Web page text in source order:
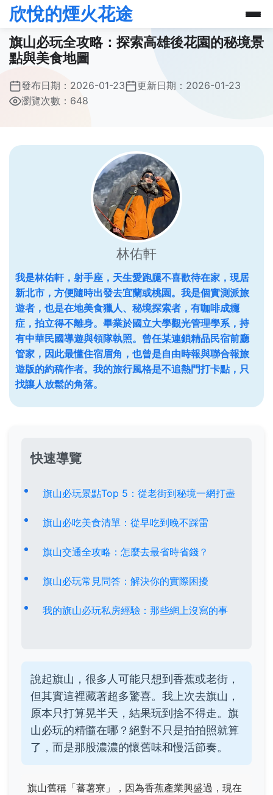
欣悅的煙火花途
旗山必玩全攻略：探索高雄後花園的秘境景
點與美食地圖
發布日期： 2026-01-23 更新日期： 2026-01-23
瀏覽次數：648
林佑軒
我是林佑軒，射手座，天生愛跑腿不喜歡待在家，現居
新北市，方便隨時出發去宜蘭或桃園。我是個實測派旅
遊者，也是在地美食獵人、秘境探索者，有咖啡成癮
症，拍立得不離身。畢業於國立大學觀光管理學系，持
有中華民國導遊與領隊執照。曾任某連鎖精品民宿前廳
管家，因此最懂住宿眉角，也曾是自由時報與聯合報旅
遊版的約稿作者。我的旅行風格是不追熱門打卡點，只
找讓人放鬆的角落。
快速導覽
旗山必玩景點Top 5：從老街到秘境一網打盡
旗山必吃美食清單：從早吃到晚不踩雷
旗山交通全攻略：怎麼去最省時省錢？
旗山必玩常見問答：解決你的實際困擾
我的旗山必玩私房經驗：那些網上沒寫的事
說起旗山，很多人可能只想到香蕉或老街，
但其實這裡藏著超多驚喜。我上次去旗山，
原本只打算晃半天，結果玩到捨不得走。旗
山必玩的精髓在哪？絕對不只是拍拍照就算
了，而是那股濃濃的懷舊味和慢活節奏。
旗山舊稱「蕃薯寮」，因為香蕉產業興盛過，現在